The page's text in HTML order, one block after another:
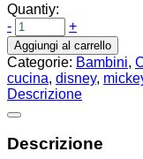
Quantiy:
-
+
Aggiungi al carrello
Categorie: Bambini,
cucina, disney,
Descrizione
Descrizione